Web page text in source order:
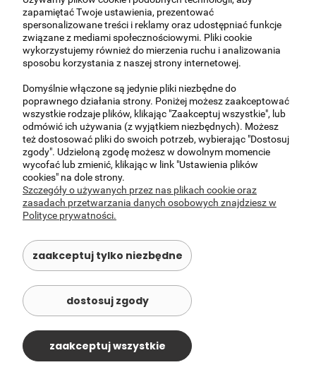
OBSŁUGA KLIENTA
POMOC
MOJE KONTO
©szablony sklepuShopcademy dlaShoper
zapamiętać Twoje ustawienia, prezentować
spersonalizowane treści i reklamy oraz udostępniać funkcje
związane z mediami społecznościowymi. Pliki cookie
wykorzystujemy również do mierzenia ruchu i analizowania
sposobu korzystania z naszej strony internetowej.
Domyślnie włączone są jedynie pliki niezbędne do
poprawnego działania strony. Poniżej możesz zaakceptować
wszystkie rodzaje plików, klikając "Zaakceptuj wszystkie", lub
odmówić ich używania (z wyjątkiem niezbędnych). Możesz
też dostosować pliki do swoich potrzeb, wybierając "Dostosuj
zgody". Udzieloną zgodę możesz w dowolnym momencie
wycofać lub zmienić, klikając w link "Ustawienia plików
cookies" na dole strony.
Szczegóły o używanych przez nas plikach cookie oraz
zasadach przetwarzania danych osobowych znajdziesz w
Polityce prywatności.
zaakceptuj tylko niezbędne
dostosuj zgody
zaakceptuj wszystkie